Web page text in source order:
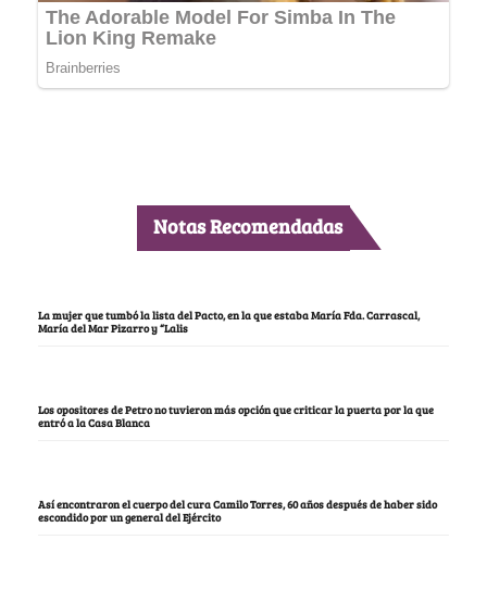
Notas Recomendadas
La mujer que tumbó la lista del Pacto, en la que estaba María Fda. Carrascal,
María del Mar Pizarro y “Lalis
Los opositores de Petro no tuvieron más opción que criticar la puerta por la que
entró a la Casa Blanca
Así encontraron el cuerpo del cura Camilo Torres, 60 años después de haber sido
escondido por un general del Ejército